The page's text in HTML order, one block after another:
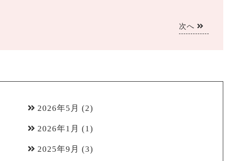
次へ
2026年5月 (2)
2026年1月 (1)
2025年9月 (3)